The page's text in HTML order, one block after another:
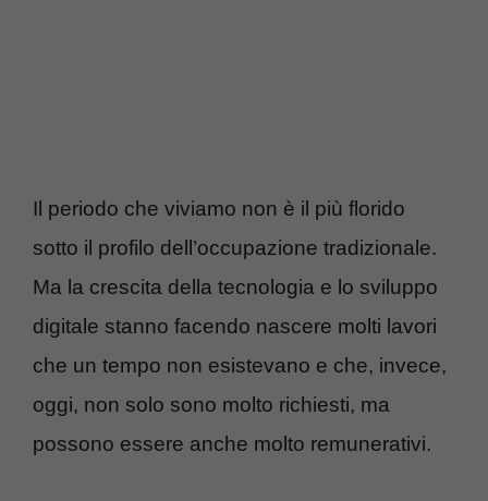
Il periodo che viviamo non è il più florido
sotto il profilo dell’occupazione tradizionale.
Ma la crescita della tecnologia e lo sviluppo
digitale stanno facendo nascere molti lavori
che un tempo non esistevano e che, invece,
oggi, non solo sono molto richiesti, ma
possono essere anche molto remunerativi.